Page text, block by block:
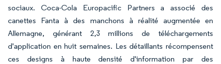
sociaux. Coca-Cola Europacific Partners a associé des
canettes Fanta à des manchons à réalité augmentée en
Allemagne, générant 2,3 millions de téléchargements
d'application en huit semaines. Les détaillants récompensent
ces designs à haute densité d'information par des